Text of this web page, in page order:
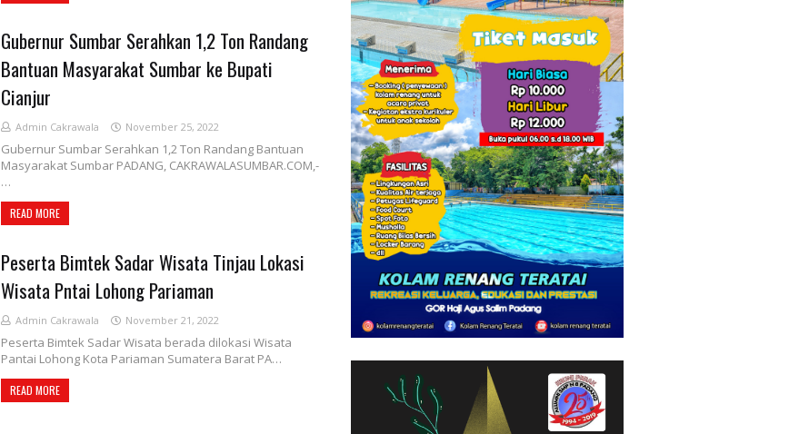
Gubernur Sumbar Serahkan 1,2 Ton Randang
Bantuan Masyarakat Sumbar ke Bupati
Cianjur
Admin Cakrawala November 25, 2022
Gubernur Sumbar Serahkan 1,2 Ton Randang Bantuan
Masyarakat Sumbar PADANG, CAKRAWALASUMBAR.COM,-
…
READ MORE
Peserta Bimtek Sadar Wisata Tinjau Lokasi
Wisata Pntai Lohong Pariaman
Admin Cakrawala November 21, 2022
Peserta Bimtek Sadar Wisata berada dilokasi Wisata
Pantai Lohong Kota Pariaman Sumatera Barat PA…
READ MORE